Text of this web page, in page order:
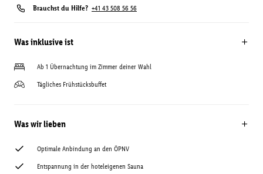
Brauchst du Hilfe? +41 43 508 56 56
Was inklusive ist
Ab 1 Übernachtung im Zimmer deiner Wahl
Tägliches Frühstücksbuffet
Was wir lieben
Optimale Anbindung an den ÖPNV
Entspannung in der hoteleigenen Sauna